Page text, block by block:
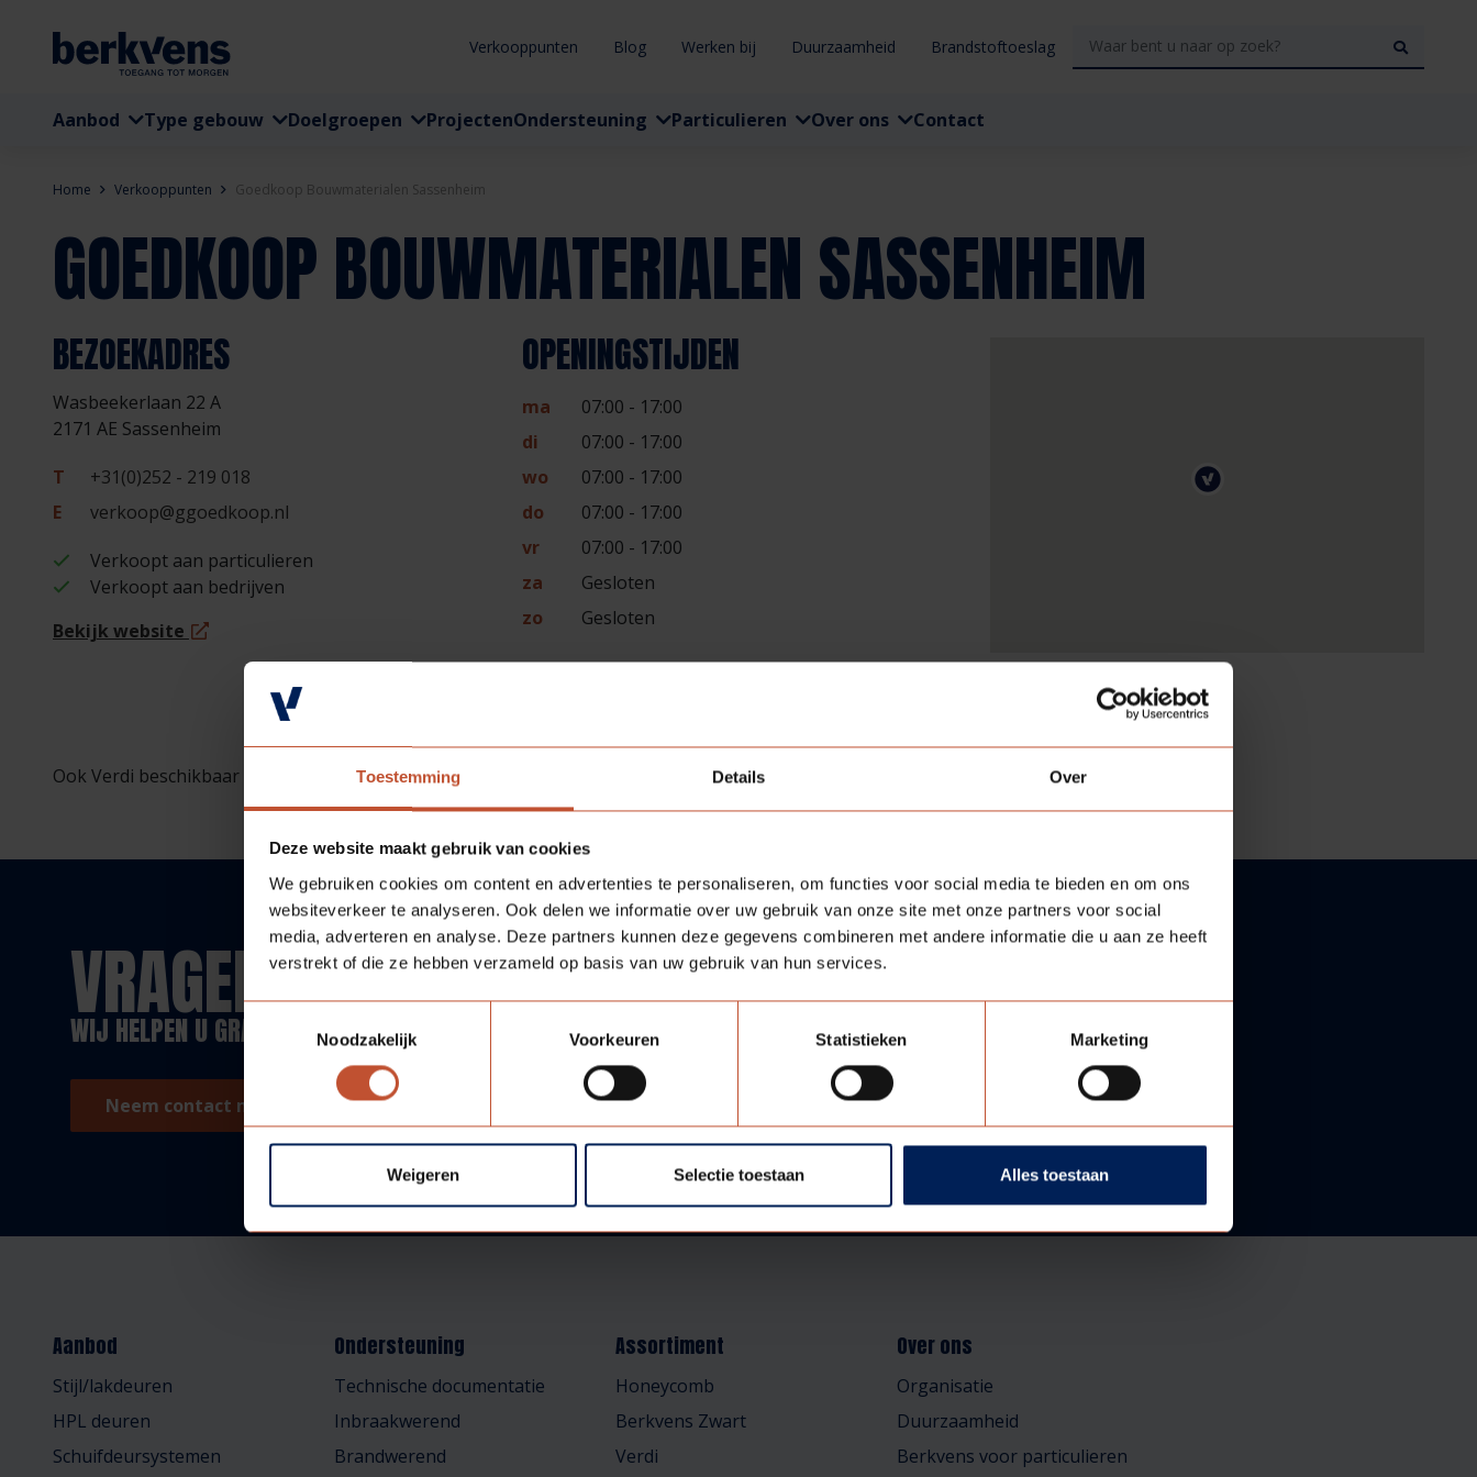
Toestemming Details Over
Deze website maakt gebruik van cookies
We gebruiken cookies om content en advertenties te personaliseren, om functies voor social media te bieden en om ons
websiteverkeer te analyseren. Ook delen we informatie over uw gebruik van onze site met onze partners voor social
media, adverteren en analyse. Deze partners kunnen deze gegevens combineren met andere informatie die u aan ze heeft
verstrekt of die ze hebben verzameld op basis van uw gebruik van hun services.
Toestemmingsselectie
Noodzakelijk
Voorkeuren Statistieken Marketing
Weigeren Selectie toestaan Alles toestaan
Verkooppunten Blog Werken bij Duurzaamheid Brandstoftoeslag
Aanbod Type gebouw Doelgroepen ProjectenOndersteuning Particulieren Over ons Contact
Home Verkooppunten Goedkoop Bouwmaterialen Sassenheim
GOEDKOOP BOUWMATERIALEN SASSENHEIM
BEZOEKADRES
Wasbeekerlaan 22 A
2171 AE Sassenheim
T
+31(0)252 - 219 018
E
verkoop@ggoedkoop.nl
Verkoopt aan particulieren
Verkoopt aan bedrijven
Bekijk website
OPENINGSTIJDEN
ma
07:00 - 17:00
di
07:00 - 17:00
wo
07:00 - 17:00
do
07:00 - 17:00
vr
07:00 - 17:00
za
Gesloten
zo
Gesloten
Ook Verdi beschikbaar bij deze vestiging (op bestelling).
VRAGEN?
WIJ HELPEN U GRAAG!
Neem contact met ons op!
Aanbod
Stijl/lakdeuren
HPL deuren
Schuifdeursystemen
Ondersteuning
Technische documentatie
Inbraakwerend
Brandwerend
Assortiment
Honeycomb
Berkvens Zwart
Verdi
Over ons
Organisatie
Duurzaamheid
Berkvens voor particulieren